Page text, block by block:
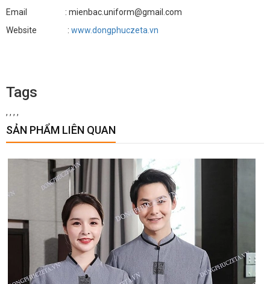
Email : mienbac.uniform@gmail.com
Website : www.dongphuczeta.vn
Tags
, , , ,
SẢN PHẨM LIÊN QUAN